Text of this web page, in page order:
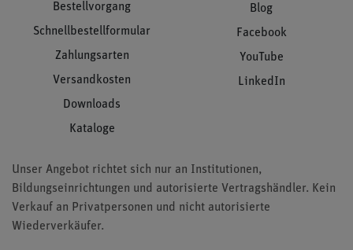
Bestellvorgang
Schnellbestellformular
Zahlungsarten
Versandkosten
Downloads
Kataloge
Blog
Facebook
YouTube
LinkedIn
Unser Angebot richtet sich nur an Institutionen,
Bildungseinrichtungen und autorisierte Vertragshändler. Kein
Verkauf an Privatpersonen und nicht autorisierte
Wiederverkäufer.